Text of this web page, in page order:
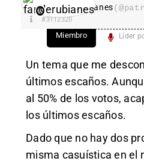
fanderubianes
#3112320
Miembro Líder
Un tema que me
últimos escaños.
al 50% de los votos,
los últimos escaños.
Dado que no hay dos
misma casuística en el